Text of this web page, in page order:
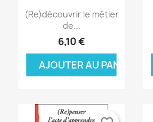
Aperçu rapide
(Re)découvrir le métier
de...
6,10 €
AJOUTER AU PANIER